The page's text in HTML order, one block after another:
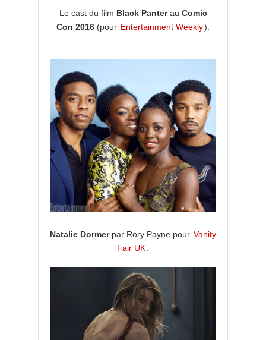
Le cast du film Black Panterau Comic
Con 2016 (pour Entertainment Weekly).
Natalie Dormerpar Rory Payne pour Vanity
Fair UK.